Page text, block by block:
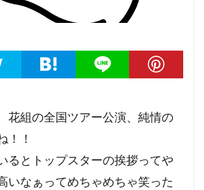
花組の全国ツアー公演、純情の
！！
るとトップスターの挨拶ってや
いなぁってめちゃめちゃ笑った